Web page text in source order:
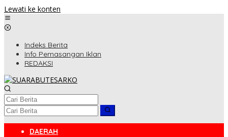
Lewati ke konten
Indeks Berita
Info Pemasangan Iklan
REDAKSI
DAERAH